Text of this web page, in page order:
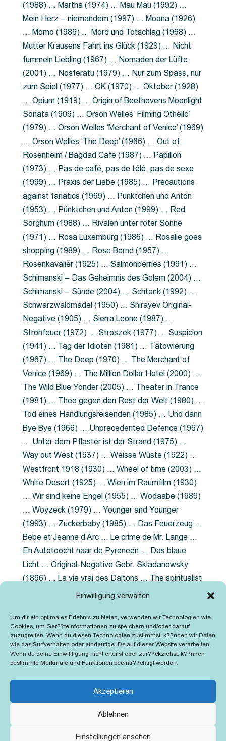
Einwilligung verwalten
Um dir ein optimales Erlebnis zu bieten, verwenden wir Technologien wie
Cookies, um Ger??teinformationen zu speichern und/oder darauf
zuzugreifen. Wenn du diesen Technologien zustimmst, k??nnen wir Daten
wie das Surfverhalten oder eindeutige IDs auf dieser Website verarbeiten.
Wenn du deine Einwillligung nicht erteilst oder zur??ckziehst, k??nnen
bestimmte Merkmale und Funktionen beeintr??chtigt werden.
Akzeptieren
Ablehnen
Einstellungen ansehen
(1988) … Martha (1974) … Mau Mau (1992) …
Mein Herz – niemandem (1997) … Moana (1926)
… Momo (1986) … Mord und Totschlag (1968) …
Mutter Krausens Fahrt ins Glück (1929) … Nicht
fummeln Liebling (1967) … Nomaden der Lüfte
(2001) … Nosferatu (1979) … Nur zum Spass, nur
zum Spiel (1977) … OK (1970) … Oktober (1928)
… Opium (1919) … Origin of Beethovens Moonlight
Sonata (1909) … Orson Welles ‘Filming Othello’
(1979) … Orson Welles ‘Merchant of Venice’ (1969)
… Orson Welles ‘The Deep’ (1966) … Out of
Rosenheim / Bagdad Cafe (1987) … Papillon
(1973) … Pas de café, pas de télé, pas de sexe
(1999) … Praxis der Liebe (1985) … Precautions
against fanatics (1969) … Pünktchen und Anton
(1953) … Pünktchen und Anton (1999) … Red
Sorghum (1988) … Rivalen unter roter Sonne
(1971) … Rosa Luxemburg (1986) … Rosalie goes
shopping (1989) … Rose Bernd (1957) …
Rosenkavalier (1925) … Salmonberries (1991) …
Schimanski – Das Geheimnis des Golem (2004) …
Schimanski – Sünde (2004) … Schtonk (1992) …
Schwarzwaldmädel (1950) … Shirayev Original-
Negative (1905) … Sierra Leone (1987) …
Strohfeuer (1972) … Stroszek (1977) … Suspicion
(1941) … Tag der Idioten (1981) … Tätowierung
(1967) … The Deep (1970) … The Merchant of
Venice (1969) … The Million Dollar Hotel (2000) …
The Wild Blue Yonder (2005) … Theater in Trance
(1981) … Theo gegen den Rest der Welt (1980) …
Tod eines Handlungsreisenden (1985) … Und dann
Bye Bye (1966) … Unprecedented Defence (1967)
… Unter dem Pflaster ist der Strand (1975) …
Way out West (1937) … Weisse Wüste (1922) …
Westfront 1918 (1930) … Wheel of time (2003) …
White Desert (1925) … Wien im Raumfilm (1930)
… Wir sind keine Engel (1955) … Wodaabe (1989)
… Woyzeck (1979) … Younger and Younger
(1993) … Zuckerbaby (1985) … Das Feuerzeug …
Bebe et Jeanne d’Arc … Le crime de Mr. Lange …
En Autotoocht naar de Pyreneen … Das blaue
Licht … Original-Negative Gebr. Skladanowsky
(1896) … La vie vrai des Daltons … The spiritualist
photographer … Feuer im Fjord … The Song of the
Grubenlampe … Tolstoy … Grün ist die Heide …
Lady Hamilton … Mütter verzaget nicht …
Ruttmann Werbefilme